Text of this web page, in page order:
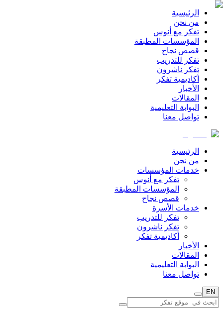
الرئيسية
من نحن
تفكر مع أنوس
المؤسسات المطبقة
قصص نجاح
تفكر للتدريب
تفكر ناشرون
أكاديمية تفكر
الأخبار
المقالات
البوابة التعليمية
تواصل معنا
الرئيسية
من نحن
خدمات المؤسسات
تفكر مع أنوس
المؤسسات المطبقة
قصص نجاح
خدمات الأسرة
تفكر للتدريب
تفكر ناشرون
أكاديمية تفكر
الأخبار
المقالات
البوابة التعليمية
تواصل معنا
EN